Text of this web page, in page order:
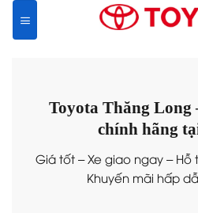
content
Toyota Thăng
chính hãng
Giá tốt – Xe giao ngay –
Khuyến mãi hấp